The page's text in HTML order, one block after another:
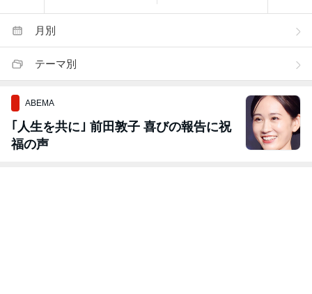
月別
テーマ別
ABEMA
｢人生を共に｣ 前田敦子 喜びの報告に祝
福の声